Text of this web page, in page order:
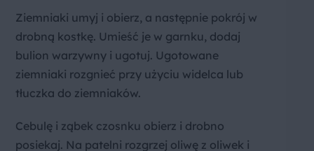
Ziemniaki umyj i obierz, a następnie pokrój w
drobną kostkę. Umieść je w garnku, dodaj
bulion warzywny i ugotuj. Ugotowane
ziemniaki rozgnieć przy użyciu widelca lub
tłuczka do ziemniaków.
Cebulę i ząbek czosnku obierz i drobno
posiekaj. Na patelni rozgrzej oliwę z oliwek i